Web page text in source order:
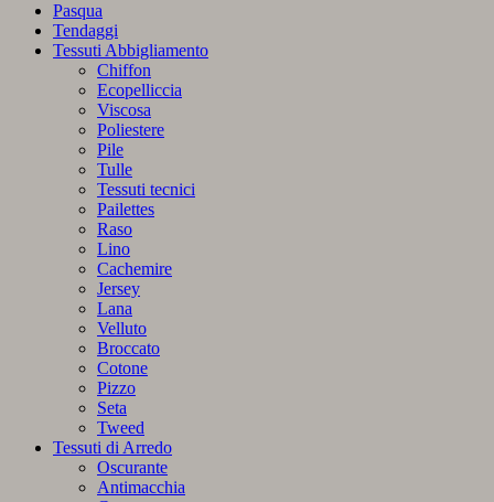
Pasqua
Tendaggi
Tessuti Abbigliamento
Chiffon
Ecopelliccia
Viscosa
Poliestere
Pile
Tulle
Tessuti tecnici
Pailettes
Raso
Lino
Cachemire
Jersey
Lana
Velluto
Broccato
Cotone
Pizzo
Seta
Tweed
Tessuti di Arredo
Oscurante
Antimacchia